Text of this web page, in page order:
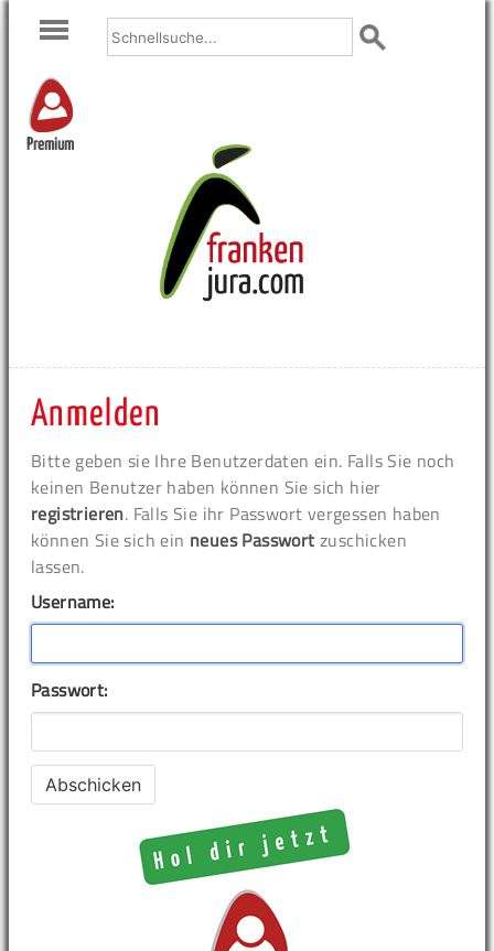
Premium
Anmelden
Bitte geben sie Ihre Benutzerdaten ein. Falls Sie noch
keinen Benutzer haben können Sie sich hier
registrieren. Falls Sie ihr Passwort vergessen haben
können Sie sich ein neues Passwort zuschicken
lassen.
Username:
Passwort: